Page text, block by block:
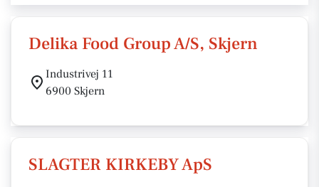
Delika Food Group A/S, Skjern
Industrivej 11
6900 Skjern
SLAGTER KIRKEBY ApS